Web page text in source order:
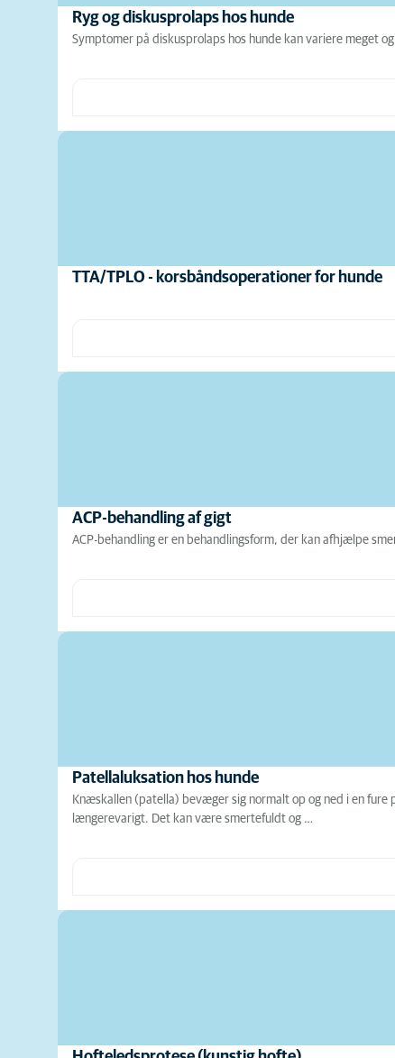
Ryg og diskusprolaps hos hunde
Symptomer på diskusprolaps hos hunde kan variere meget
TTA/TPLO - korsbåndsoperationer for hunde
ACP-behandling af gigt
ACP-behandling er en behandlingsform, der kan afhjælpe
Patellaluksation hos hunde
Knæskallen (patella) bevæger sig normalt op og ned i en
længerevarigt. Det kan være smertefuldt og …